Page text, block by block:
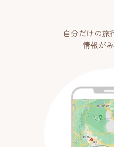
自分だけの旅
情報が